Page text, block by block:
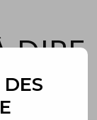
DIRE